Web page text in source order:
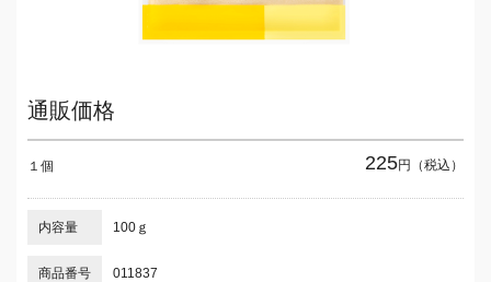
通販価格
１個 225円（税込）
内容量 100ｇ
商品番号 011837